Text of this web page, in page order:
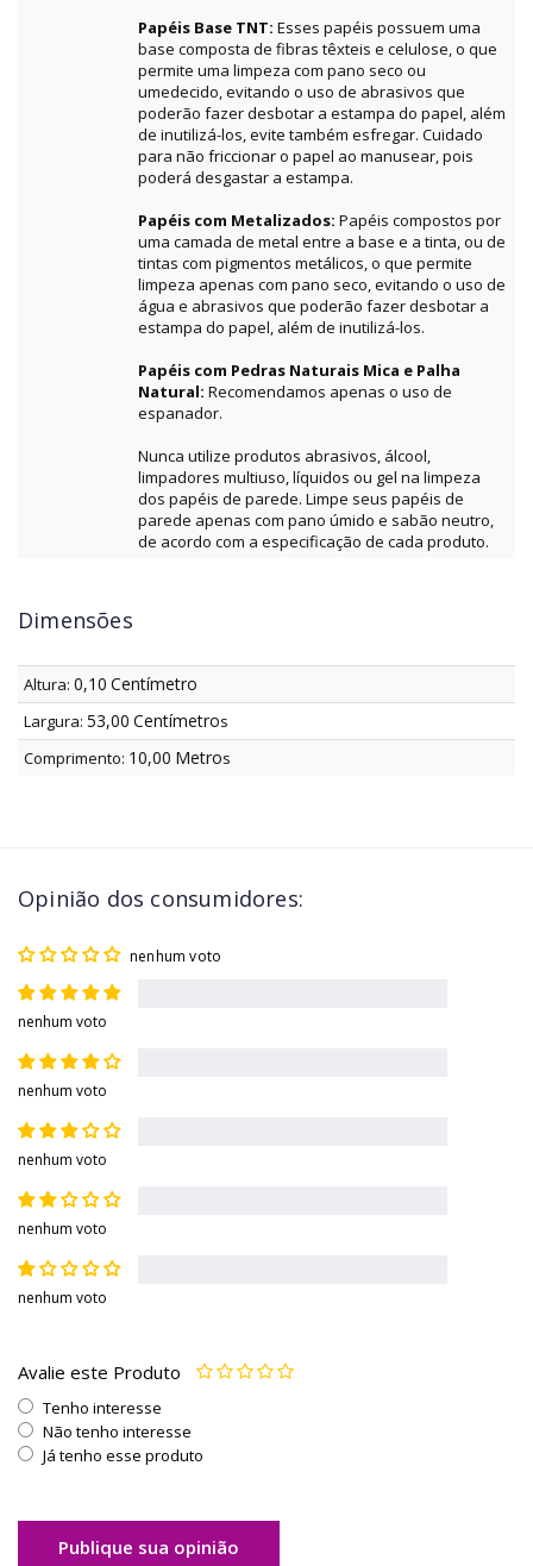
Papéis Base TNT: Esses papéis possuem uma
base composta de fibras têxteis e celulose, o que
permite uma limpeza com pano seco ou
umedecido, evitando o uso de abrasivos que
poderão fazer desbotar a estampa do papel, além
de inutilizá-los, evite também esfregar. Cuidado
para não friccionar o papel ao manusear, pois
poderá desgastar a estampa.
Papéis com Metalizados: Papéis compostos por
uma camada de metal entre a base e a tinta, ou de
tintas com pigmentos metálicos, o que permite
limpeza apenas com pano seco, evitando o uso de
água e abrasivos que poderão fazer desbotar a
estampa do papel, além de inutilizá-los.
Papéis com Pedras Naturais Mica e Palha
Natural: Recomendamos apenas o uso de
espanador.
Nunca utilize produtos abrasivos, álcool,
limpadores multiuso, líquidos ou gel na limpeza
dos papéis de parede. Limpe seus papéis de
parede apenas com pano úmido e sabão neutro,
de acordo com a especificação de cada produto.
Dimensões
Altura: 0,10 Centímetro
Largura: 53,00 Centímetros
Comprimento: 10,00 Metros
Opinião dos consumidores:
nenhum voto
nenhum voto
nenhum voto
nenhum voto
nenhum voto
nenhum voto
Avalie este Produto
Tenho interesse
Não tenho interesse
Já tenho esse produto
Publique sua opinião